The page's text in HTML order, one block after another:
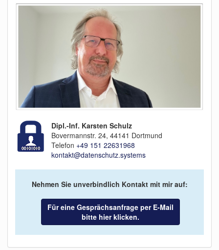
Dipl.-Inf. Karsten Schulz
Bovermannstr. 24, 44141 Dortmund
Telefon +49 151 22631968
kontakt@datenschutz.systems
Nehmen Sie unverbindlich Kontakt mit mir auf:
Für eine Gesprächsanfrage per E-Mail
bitte hier klicken.